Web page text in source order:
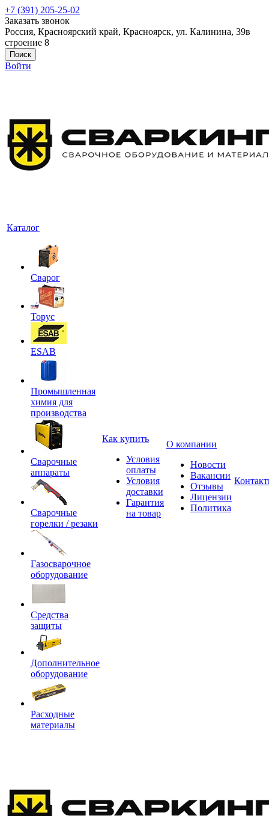
+7 (391) 205-25-02
Заказать звонок
Россия, Красноярский край, Красноярск, ул. Калинина, 39в
строение 8
Поиск
Войти
Каталог
Сварог
Торус
ESAB
Промышленная
химия для
производства
Сварочные
аппараты
Сварочные
горелки / резаки
Газосварочное
оборудование
Средства
защиты
Дополнительное
оборудование
Расходные
материалы
Как купить
Условия
оплаты
Условия
доставки
Гарантия
на товар
О компании
Новости
Вакансии
Отзывы
Лицензии
Политика